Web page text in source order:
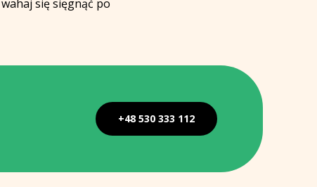
się sięgnąć po
+48 530 333 112